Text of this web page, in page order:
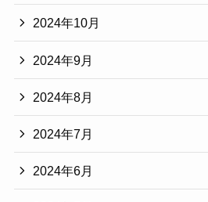
2024年10月
2024年9月
2024年8月
2024年7月
2024年6月